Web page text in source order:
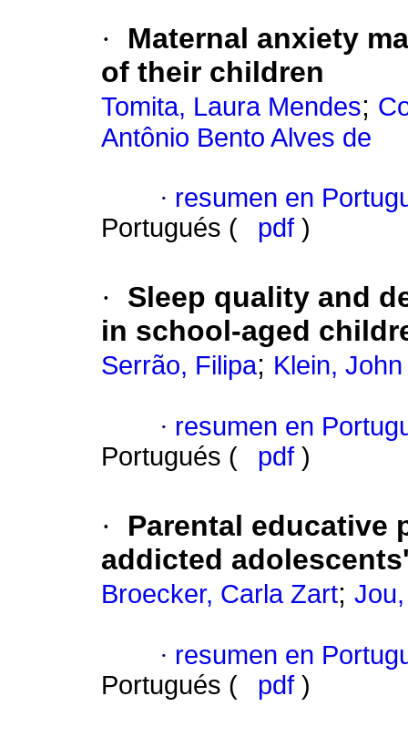
·
Maternal anxiety
of their children
Tomita, Laura Mendes;
Antônio Bento Alves de
· resumen en
Portugués (
pdf )
·
Sleep quality and
in school-aged
Serrão, Filipa; Klein,
· resumen en
Portugués (
pdf )
·
Parental educative
addicted
Broecker, Carla Zart;
· resumen en
Portugués (
pdf )